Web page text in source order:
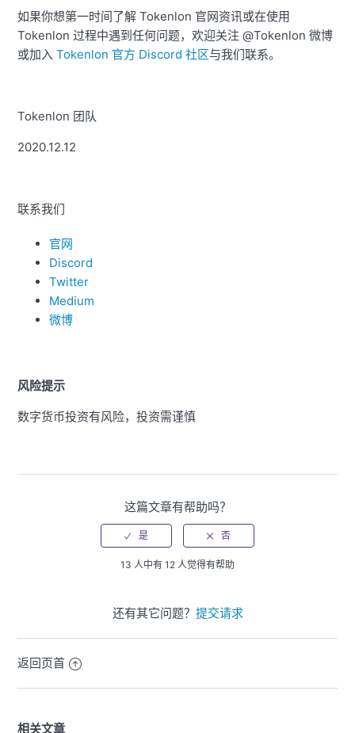
如果你想第一时间了解 Tokenlon 官网资讯或在使用
Tokenlon 过程中遇到任何问题，欢迎关注 @Tokenlon 微博
或加入Tokenlon 官方 Discord 社区与我们联系。
Tokenlon 团队
2020.12.12
联系我们
官网
Discord
Twitter
Medium
微博
风险提示
数字货币投资有风险，投资需谨慎
这篇文章有帮助吗？
13 人中有 12 人觉得有帮助
还有其它问题？ 提交请求
返回页首
相关文章